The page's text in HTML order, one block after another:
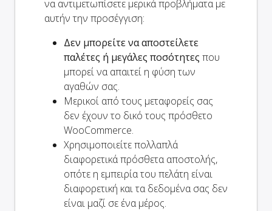
να αντιμετωπίσετε μερικά προβλήματα με
αυτήν την προσέγγιση:
Δεν μπορείτε να αποστείλετε
παλέτες ή μεγάλες ποσότητες που
μπορεί να απαιτεί η φύση των
αγαθών σας.
Μερικοί από τους μεταφορείς σας
δεν έχουν το δικό τους πρόσθετο
WooCommerce.
Χρησιμοποιείτε πολλαπλά
διαφορετικά πρόσθετα αποστολής,
οπότε η εμπειρία του πελάτη είναι
διαφορετική και τα δεδομένα σας δεν
είναι μαζί σε ένα μέρος.